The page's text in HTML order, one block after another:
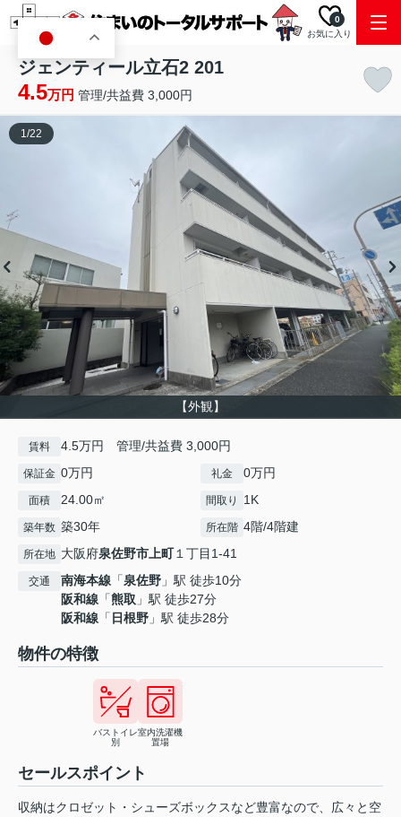
お気に入り
0
ジェンティール立石2 201
4.5万円 管理/共益費 3,000円
【外観】
1/22
賃料 4.5万円 管理/共益費 3,000円
保証金 0万円 礼金 0万円
面積 24.00㎡ 間取り 1K
築年数 築30年 所在階 4階/4階建
所在地 大阪府泉佐野市上町１丁目1-41
交通 南海本線 「泉佐野 」駅 徒歩10分
阪和線 「熊取 」駅 徒歩27分
阪和線 「 日根野 」駅 徒歩28分
物件の特徴
バストイレ
別
室内洗濯機
置場
セールスポイント
収納はクロゼット・シューズボックスなど豊富なので、広々と空